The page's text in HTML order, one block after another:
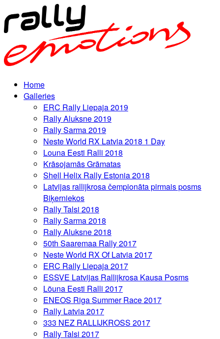
Home
Galleries
ERC Rally Liepaja 2019
Rally Aluksne 2019
Rally Sarma 2019
Neste World RX Latvia 2018 1 Day
Louna Eesti Ralli 2018
Krāsojamās Grāmatas
Shell Helix Rally Estonia 2018
Latvijas rallijkrosa čempionāta pirmais posms
Biķerniekos
Rally Talsi 2018
Rally Sarma 2018
Rally Aluksne 2018
50th Saaremaa Rally 2017
Neste World RX Of Latvia 2017
ERC Rally Liepaja 2017
ESSVE Latvijas Rallijkrosa Kausa Posms
Lõuna Eesti Ralli 2017
ENEOS Riga Summer Race 2017
Rally Latvia 2017
333 NEZ RALLIJKROSS 2017
Rally Talsi 2017